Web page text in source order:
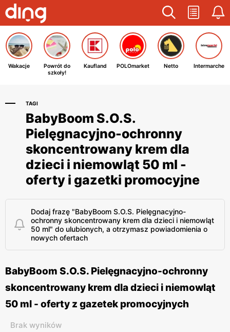
Wakacje
Powrót do
szkoły!
Kaufland POLOmarket Netto Intermarche
TAGI
BabyBoom S.O.S.
Pielęgnacyjno-ochronny
skoncentrowany krem dla
dzieci i niemowląt 50 ml -
oferty i gazetki promocyjne
Dodaj frazę "BabyBoom S.O.S. Pielęgnacyjno-
ochronny skoncentrowany krem dla dzieci i niemowląt
50 ml" do ulubionych, a otrzymasz powiadomienia o
nowych ofertach
BabyBoom S.O.S. Pielęgnacyjno-ochronny
skoncentrowany krem dla dzieci i niemowląt
50 ml - oferty z gazetek promocyjnych
Brak wyników